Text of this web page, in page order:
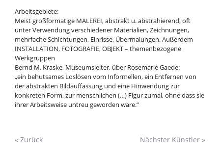
Arbeitsgebiete:
Meist großformatige MALEREI, abstrakt u. abstrahierend, oft
unter Verwendung verschiedener Materialien, Zeichnungen,
mehrfache Schichtungen, Einrisse, Übermalungen. Außerdem
INSTALLATION, FOTOGRAFIE, OBJEKT – themenbezogene
Werkgruppen
Bernd M. Kraske, Museumsleiter, über Rosemarie Gaede:
„ein behutsames Loslösen vom Informellen, ein Entfernen von
der abstrakten Bildauffassung und eine Hinwendung zur
konkreten Form, zur menschlichen (…) Figur zumal, ohne dass sie
ihrer Arbeitsweise untreu geworden wäre.“
« Zurück Nächster Künstler »